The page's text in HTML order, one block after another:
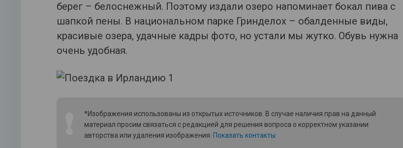
берег – белоснежный. Поэтому издали озеро напоминает бокал пива с
шапкой пены. В национальном парке Гринделох – обалденные виды,
красивые озера, удачные кадры фото, но устали мы жутко. Обувь нужна
очень удобная.
*Изображения использованы из открытых источников. В случае наличия прав на данный
материал просим связаться с редакцией для решения вопроса о корректном указании
авторства или удаления изображения. Показать контакты